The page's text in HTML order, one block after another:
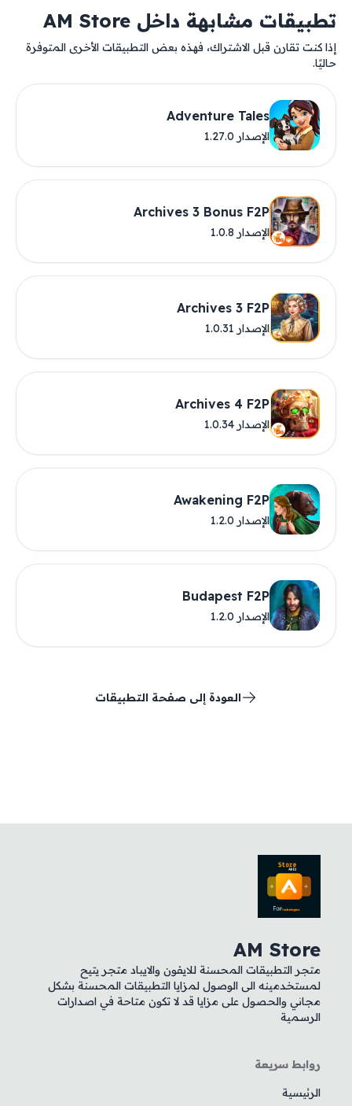
تطبيقات مشابهة داخل AM Store
إذا كنت تقارن قبل الاشتراك، فهذه بعض التطبيقات الأخرى المتوفرة
حاليًا.
Adventure Tales
الإصدار 1.27.0
Archives 3 Bonus F2P
الإصدار 1.0.8
Archives 3 F2P
الإصدار 1.0.31
Archives 4 F2P
الإصدار 1.0.34
Awakening F2P
الإصدار 1.2.0
Budapest F2P
الإصدار 1.2.0
العودة إلى صفحة التطبيقات
AM Store
متجر التطبيقات المحسنة للايفون والايباد متجر يتيح
لمستخدمينه الى الوصول لمزايا التطبيقات المحسنة بشكل
مجاني والحصول على مزايا قد لا تكون متاحة في اصدارات
الرسمية
روابط سريعة
الرئيسية